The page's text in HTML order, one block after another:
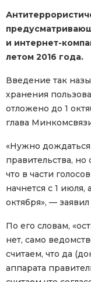
и интернет-
летом 2016 года.
Введение так
хранения
отложено до 1
глава
«Нужно
правительства, но
что в части
начнется с 1 июля,
октября», —
По его словам,
нет, само
считаем, что да
аппарата